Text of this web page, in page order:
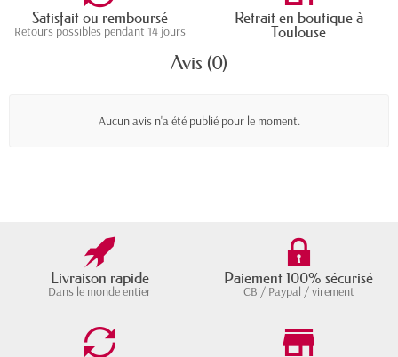
Satisfait ou remboursé
Retours possibles pendant 14 jours
Retrait en boutique à
Toulouse
Avis (0)
Aucun avis n'a été publié pour le moment.
Livraison rapide
Dans le monde entier
Paiement 100% sécurisé
CB / Paypal / virement